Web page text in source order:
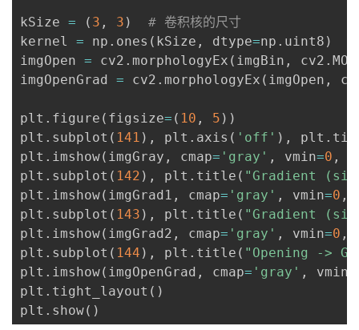
kSize = ( 3 , 3 )
# 卷积核的尺寸
kernel = np . ones ( kSize , dtype=np . uint8 )
imgOpen = cv2 . morphologyEx ( imgBin , cv2 .
imgOpenGrad = cv2 . morphologyEx ( imgOpen ,
plt . figure ( figsize= ( 10 , 5 ) )
plt . subplot ( 141 ) , plt . axis ( 'off' ) , plt .
plt . imshow( imgGray , cmap= 'gray' , vmin=0 ,
plt . subplot ( 142 ) , plt . title ( "Gradient
plt . imshow( imgGrad1 , cmap= 'gray' , vmin=0 ,
plt . subplot ( 143 ) , plt . title ( "Gradient
plt . imshow( imgGrad2 , cmap= 'gray' , vmin=0 ,
plt . subplot ( 144 ) , plt . title ( "Opening ->
plt . imshow( imgOpenGrad , cmap= 'gray' , vmin
plt . tight_layout ( )
plt . show( )